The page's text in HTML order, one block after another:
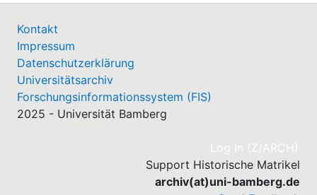
Kontakt
Impressum
Datenschutzerklärung
Universitätsarchiv
Forschungsinformationssystem (FIS)
2025 - Universität Bamberg
Log In (Z/ARCH)
Support Historische Matrikel
archiv(at)uni-bamberg.de